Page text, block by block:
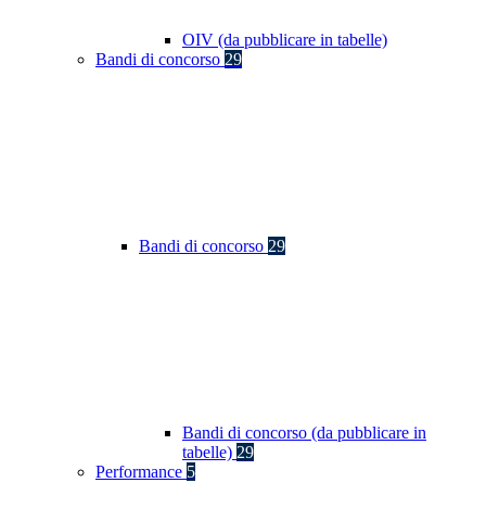
OIV (da pubblicare in tabelle)
Bandi di concorso 29
Bandi di concorso 29
Bandi di concorso (da pubblicare in
tabelle) 29
Performance 5